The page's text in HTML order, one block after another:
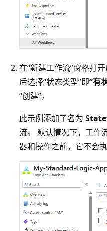
在“新建工作流”窗格打
后选择“状态类型”即“有
“创建”。
此示例添加了名为
流。 默认情况下，工作
器和操作之前，它不会